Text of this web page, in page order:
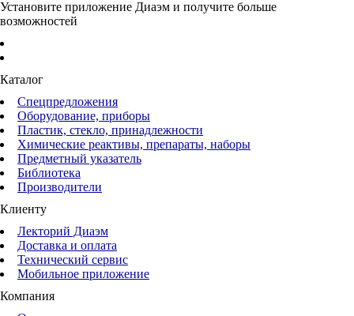
Установите приложение Диаэм и получите больше
возможностей
Каталог
Спецпредложения
Оборудование, приборы
Пластик, стекло, принадлежности
Химические реактивы, препараты, наборы
Предметный указатель
Библиотека
Производители
Клиенту
Лекторий Диаэм
Доставка и оплата
Технический сервис
Мобильное приложение
Компания